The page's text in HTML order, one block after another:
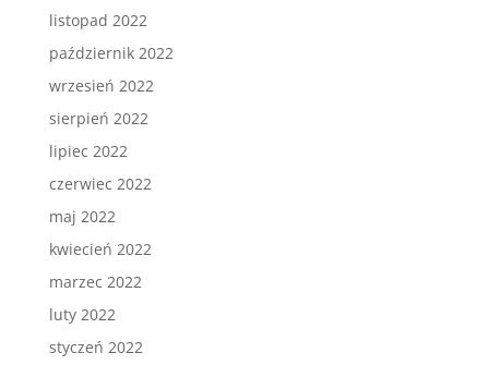
listopad 2022
październik 2022
wrzesień 2022
sierpień 2022
lipiec 2022
czerwiec 2022
maj 2022
kwiecień 2022
marzec 2022
luty 2022
styczeń 2022